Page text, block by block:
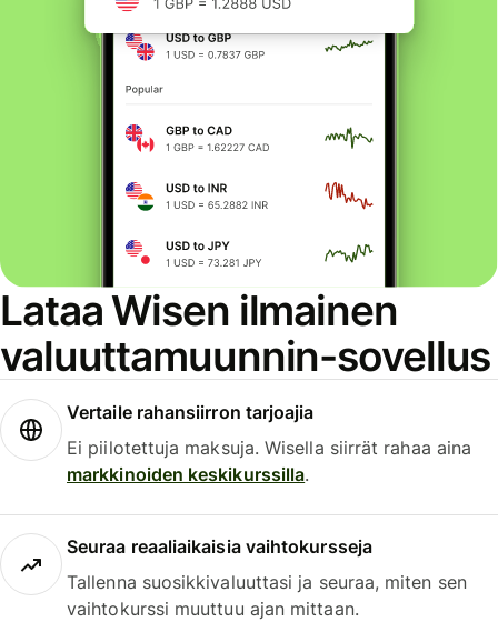
Lataa Wisen ilmainen
valuuttamuunnin-sovellus
Vertaile rahansiirron tarjoajia
Ei piilotettuja maksuja. Wisella siirrät rahaa aina
markkinoiden keskikurssilla.
Seuraa reaaliaikaisia vaihtokursseja
Tallenna suosikkivaluuttasi ja seuraa, miten sen
vaihtokurssi muuttuu ajan mittaan.